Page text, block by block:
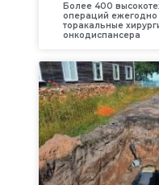
Более 400
операций ежегодно
торакальные
онкодиспансера